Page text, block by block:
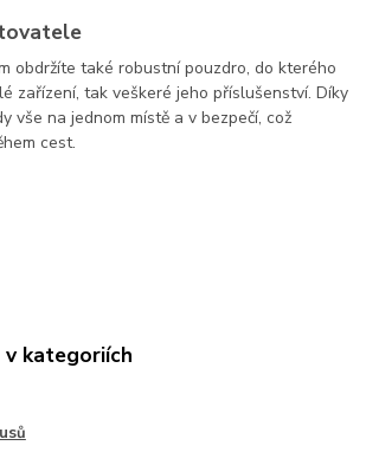
obdržíte také robustní pouzdro, do kterého
zařízení, tak veškeré jeho příslušenství. Díky
vše na jednom místě a v bezpečí, což
cest.
v kategoriích